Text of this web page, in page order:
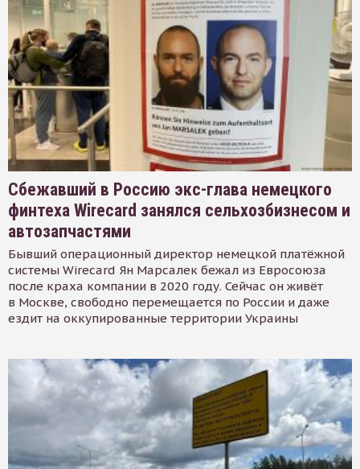
Сбежавший в Россию экс-глава немецкого
финтеха Wirecard занялся сельхозбизнесом и
автозапчастями
Бывший операционный директор немецкой платёжной
системы Wirecard Ян Марсалек бежал из Евросоюза
после краха компании в 2020 году. Сейчас он живёт
в Москве, свободно перемещается по России и даже
ездит на оккупированные территории Украины